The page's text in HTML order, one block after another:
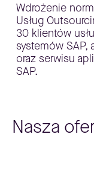
Wdrożenie
Usług
30 klientów
systemów SAP,
oraz serwisu
SAP.
Nasza